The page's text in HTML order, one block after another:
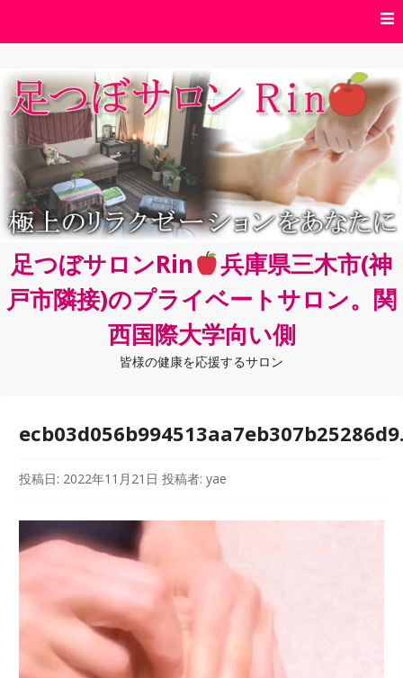
ン
ツ
へ
ス
キ
ッ
プ
足つぼサロンRin
兵庫県三木市(神
戸市隣接)のプライベートサロン。関
西国際大学向い側
皆様の健康を応援するサロン
投稿日: 2022年11月21日 投稿者:yae
画
ヤ